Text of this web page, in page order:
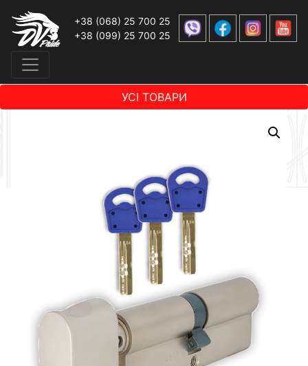
+38 (068) 25 700 25
+38 (099) 25 700 25
УСІ ТОВАРИ